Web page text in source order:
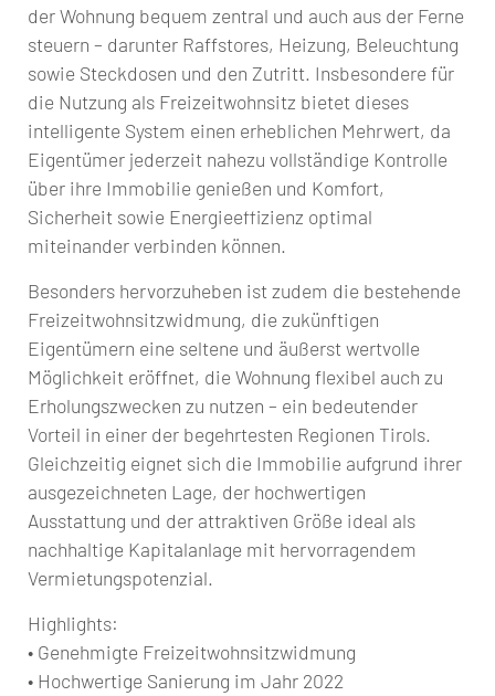
der Wohnung bequem zentral und auch aus der Ferne
steuern – darunter Raffstores, Heizung, Beleuchtung
sowie Steckdosen und den Zutritt. Insbesondere für
die Nutzung als Freizeitwohnsitz bietet dieses
intelligente System einen erheblichen Mehrwert, da
Eigentümer jederzeit nahezu vollständige Kontrolle
über ihre Immobilie genießen und Komfort,
Sicherheit sowie Energieeffizienz optimal
miteinander verbinden können.
Besonders hervorzuheben ist zudem die bestehende
Freizeitwohnsitzwidmung, die zukünftigen
Eigentümern eine seltene und äußerst wertvolle
Möglichkeit eröffnet, die Wohnung flexibel auch zu
Erholungszwecken zu nutzen – ein bedeutender
Vorteil in einer der begehrtesten Regionen Tirols.
Gleichzeitig eignet sich die Immobilie aufgrund ihrer
ausgezeichneten Lage, der hochwertigen
Ausstattung und der attraktiven Größe ideal als
nachhaltige Kapitalanlage mit hervorragendem
Vermietungspotenzial.
Highlights:
• Genehmigte Freizeitwohnsitzwidmung
• Hochwertige Sanierung im Jahr 2022